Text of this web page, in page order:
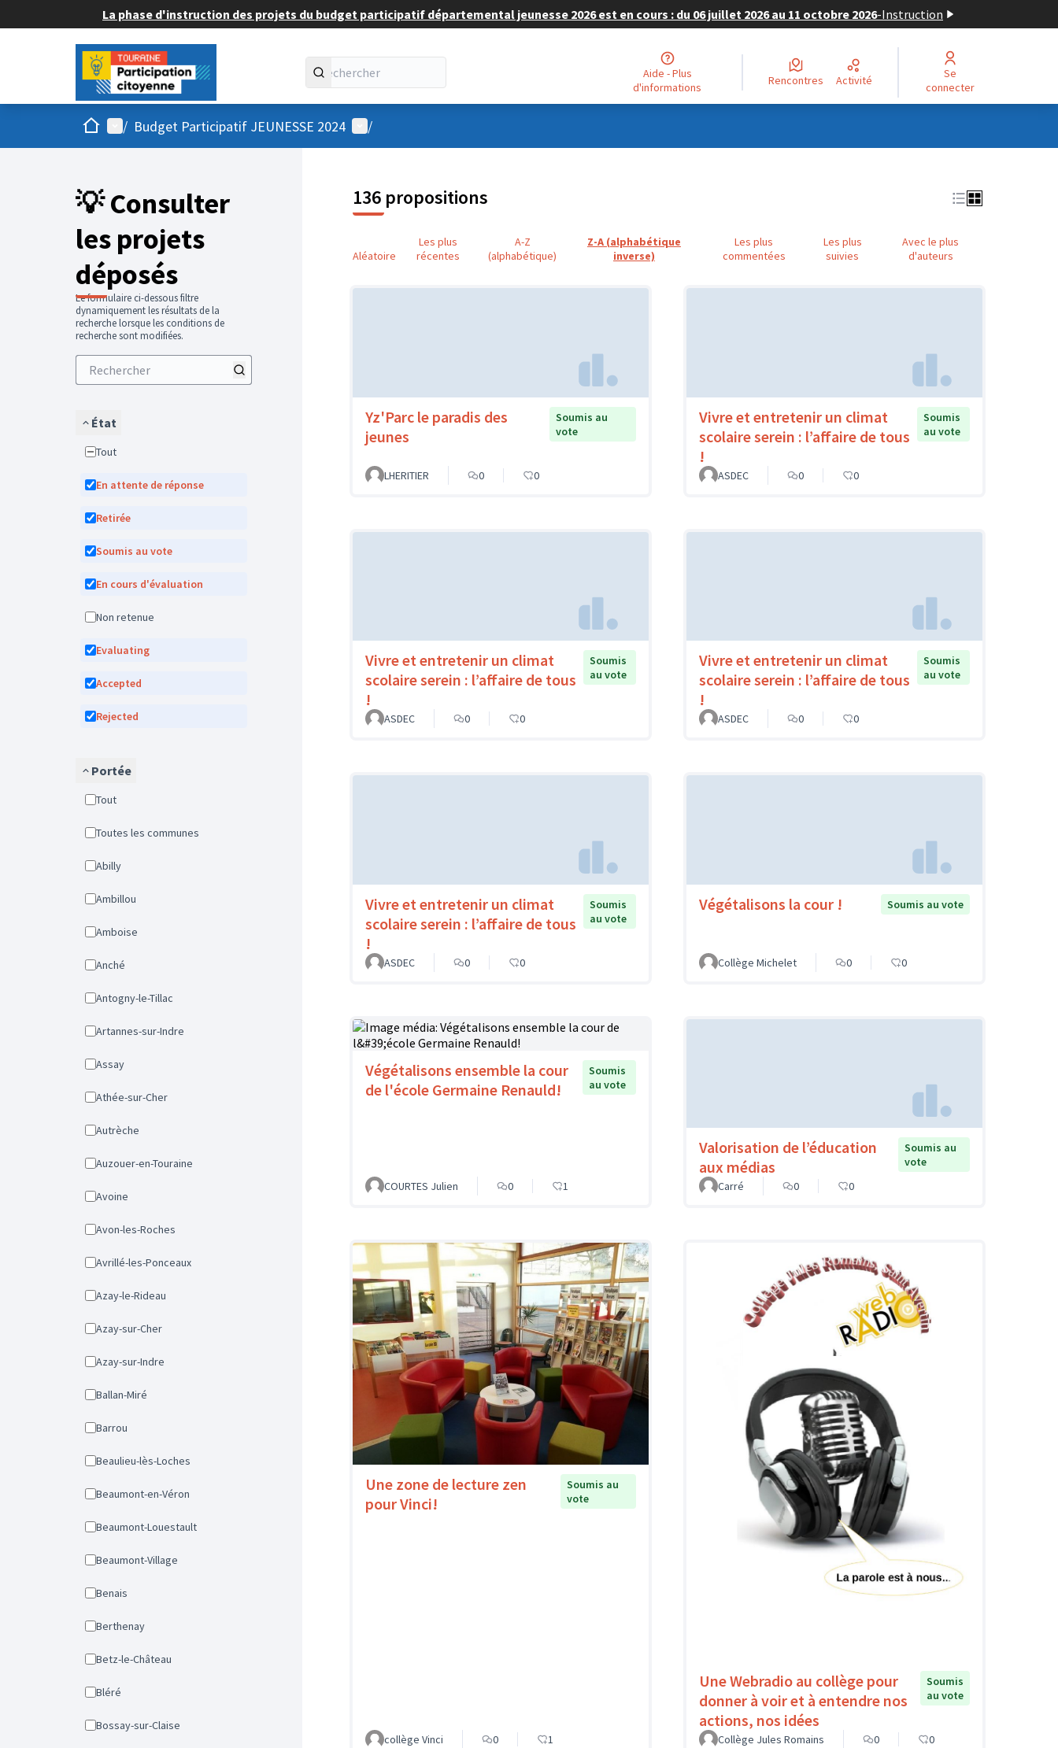
La phase d'instruction des projets du budget participatif départemental jeunesse 2026 est en cours : du 06 juillet 2026 au 11 octobre 2026-Instruction
Aide - Plus
d'informations
Rencontres Activité
Se
connecter
AccueilMenu principal
/ Budget Participatif JEUNESSE 2024 Menu utilisateur
/
💡 Consulter
les projets
déposés
Le formulaire ci-dessous filtre
dynamiquement les résultats de la
recherche lorsque les conditions de
recherche sont modifiées.
État
Tout
En attente de réponse
Retirée
Soumis au vote
En cours d'évaluation
Non retenue
Evaluating
Accepted
Rejected
Portée
Tout
Toutes les communes
Abilly
Ambillou
Amboise
Anché
Antogny-le-Tillac
Artannes-sur-Indre
Assay
Athée-sur-Cher
Autrèche
Auzouer-en-Touraine
Avoine
Avon-les-Roches
Avrillé-les-Ponceaux
Azay-le-Rideau
Azay-sur-Cher
Azay-sur-Indre
Ballan-Miré
Barrou
Beaulieu-lès-Loches
Beaumont-en-Véron
Beaumont-Louestault
Beaumont-Village
Benais
Berthenay
Betz-le-Château
Bléré
Bossay-sur-Claise
136 propositions
Aléatoire
Les plus
récentes
A-Z
(alphabétique)
Z-A (alphabétique
inverse)
Les plus
commentées
Les plus
suivies
Avec le plus
d'auteurs
Yz'Parc le paradis des
jeunes
Soumis au
vote
LHERITIER 0 0
Vivre et entretenir un climat
scolaire serein : l’affaire de tous
!
Soumis
au vote
ASDEC 0 0
Vivre et entretenir un climat
scolaire serein : l’affaire de tous
!
Soumis
au vote
ASDEC 0 0
Vivre et entretenir un climat
scolaire serein : l’affaire de tous
!
Soumis
au vote
ASDEC 0 0
Vivre et entretenir un climat
scolaire serein : l’affaire de tous
!
Soumis
au vote
ASDEC 0 0
Végétalisons la cour ! Soumis au vote
Collège Michelet 0 0
Végétalisons ensemble la cour
de l'école Germaine Renauld!
Soumis
au vote
COURTES Julien 0 1
Valorisation de l’éducation
aux médias
Soumis au
vote
Carré
0 0
Une zone de lecture zen
pour Vinci!
Soumis au
vote
collège Vinci 0 1
Une Webradio au collège pour
donner à voir et à entendre nos
actions, nos idées
Soumis
au vote
Collège Jules Romains 0 0